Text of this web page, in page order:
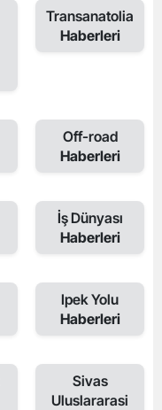
Transanatolia
Haberleri
Off-road
Haberleri
İş Dünyası
Haberleri
Ipek Yolu
Haberleri
Sivas
Uluslararasi